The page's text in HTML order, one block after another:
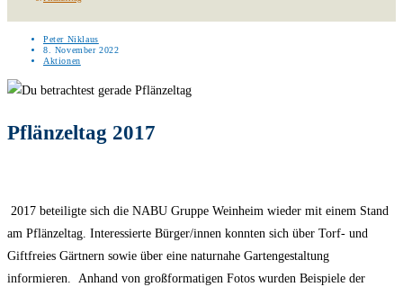
Beitrags-
Autor:
Peter Niklaus
Beitrag
veröffentlicht:
8. November 2022
Beitrags-
Aktionen
Pflänzeltag 2017
2017 beteiligte sich die NABU Gruppe Weinheim wieder mit einem Stand
am Pflänzeltag. Interessierte Bürger/innen konnten sich über Torf- und
Giftfreies Gärtnern sowie über eine naturnahe Gartengestaltung
informieren. Anhand von großformatigen Fotos wurden Beispiele der